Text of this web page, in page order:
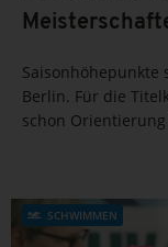
Saisonhöhepunkte
Berlin. Für die
schon
SCHWIMMEN